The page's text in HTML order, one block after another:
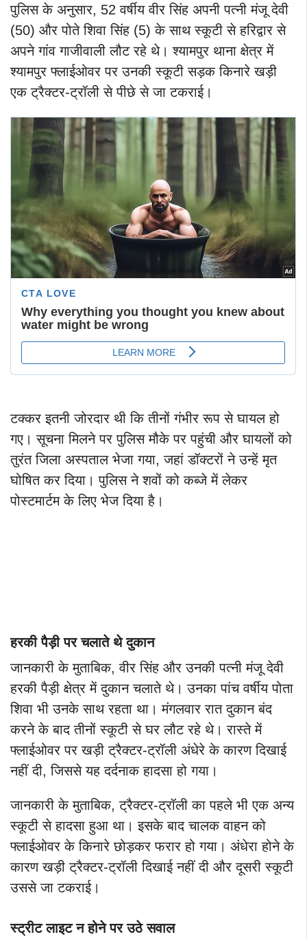
पुलिस के अनुसार, 52 वर्षीय वीर सिंह अपनी पत्नी मंजू देवी
(50) और पोते शिवा सिंह (5) के साथ स्कूटी से हरिद्वार से
अपने गांव गाजीवाली लौट रहे थे। श्यामपुर थाना क्षेत्र में
श्यामपुर फ्लाईओवर पर उनकी स्कूटी सड़क किनारे खड़ी
एक ट्रैक्टर-ट्रॉली से पीछे से जा टकराई।
टक्कर इतनी जोरदार थी कि तीनों गंभीर रूप से घायल हो
गए। सूचना मिलने पर पुलिस मौके पर पहुंची और घायलों को
तुरंत जिला अस्पताल भेजा गया, जहां डॉक्टरों ने उन्हें मृत
घोषित कर दिया। पुलिस ने शवों को कब्जे में लेकर
पोस्टमार्टम के लिए भेज दिया है।
हरकी पैड़ी पर चलाते थे दुकान
जानकारी के मुताबिक, वीर सिंह और उनकी पत्नी मंजू देवी
हरकी पैड़ी क्षेत्र में दुकान चलाते थे। उनका पांच वर्षीय पोता
शिवा भी उनके साथ रहता था। मंगलवार रात दुकान बंद
करने के बाद तीनों स्कूटी से घर लौट रहे थे। रास्ते में
फ्लाईओवर पर खड़ी ट्रैक्टर-ट्रॉली अंधेरे के कारण दिखाई
नहीं दी, जिससे यह दर्दनाक हादसा हो गया।
जानकारी के मुताबिक, ट्रैक्टर-ट्रॉली का पहले भी एक अन्य
स्कूटी से हादसा हुआ था। इसके बाद चालक वाहन को
फ्लाईओवर के किनारे छोड़कर फरार हो गया। अंधेरा होने के
कारण खड़ी ट्रैक्टर-ट्रॉली दिखाई नहीं दी और दूसरी स्कूटी
उससे जा टकराई।
स्ट्रीट लाइट न होने पर उठे सवाल